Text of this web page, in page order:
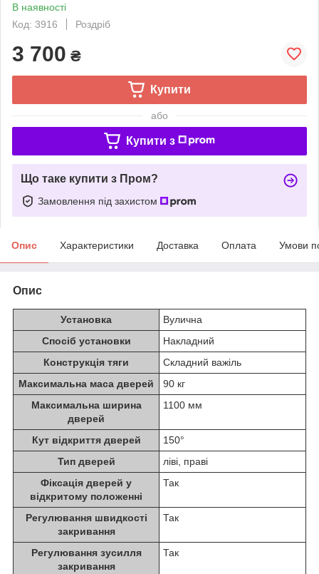
В наявності
Код: 3916
Роздріб
3 700 ₴
Купити
або
Купити з
Що таке купити з Пром?
Замовлення під захистом
Опис Характеристики Доставка Оплата Умови
Опис
Установка
Вулична
Спосіб установки
Накладний
Конструкція тяги
Складний важіль
Максимальна маса дверей
90 кг
Максимальна ширина
дверей
1100 мм
Кут відкриття дверей
150°
Тип дверей
ліві, праві
Фіксація дверей у
відкритому положенні
Так
Регулювання швидкості
закривання
Так
Регулювання зусилля
закривання
Так